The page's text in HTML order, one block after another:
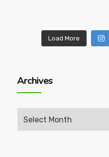
Load More
Archives